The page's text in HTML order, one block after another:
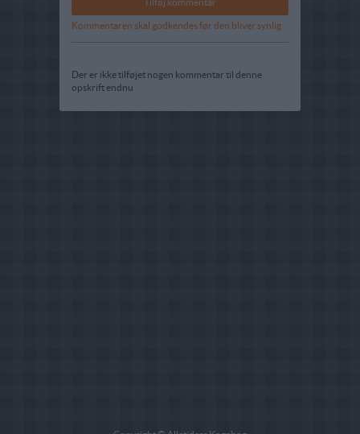
Kommentaren skal godkendes før den bliver synlig
Der er ikke tilføjet nogen kommentar til denne
opskrift endnu